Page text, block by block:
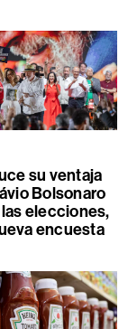
su ventaja
Bolsonaro
elecciones,
encuesta